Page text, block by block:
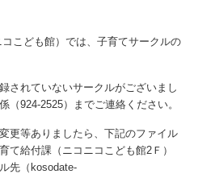
こども館）では、子育てサークルの
されていないサークルがございまし
（924-2525）までご連絡ください。
更等ありましたら、下記のファイル
て給付課（ニコニコこども館2Ｆ）
先（kosodate-